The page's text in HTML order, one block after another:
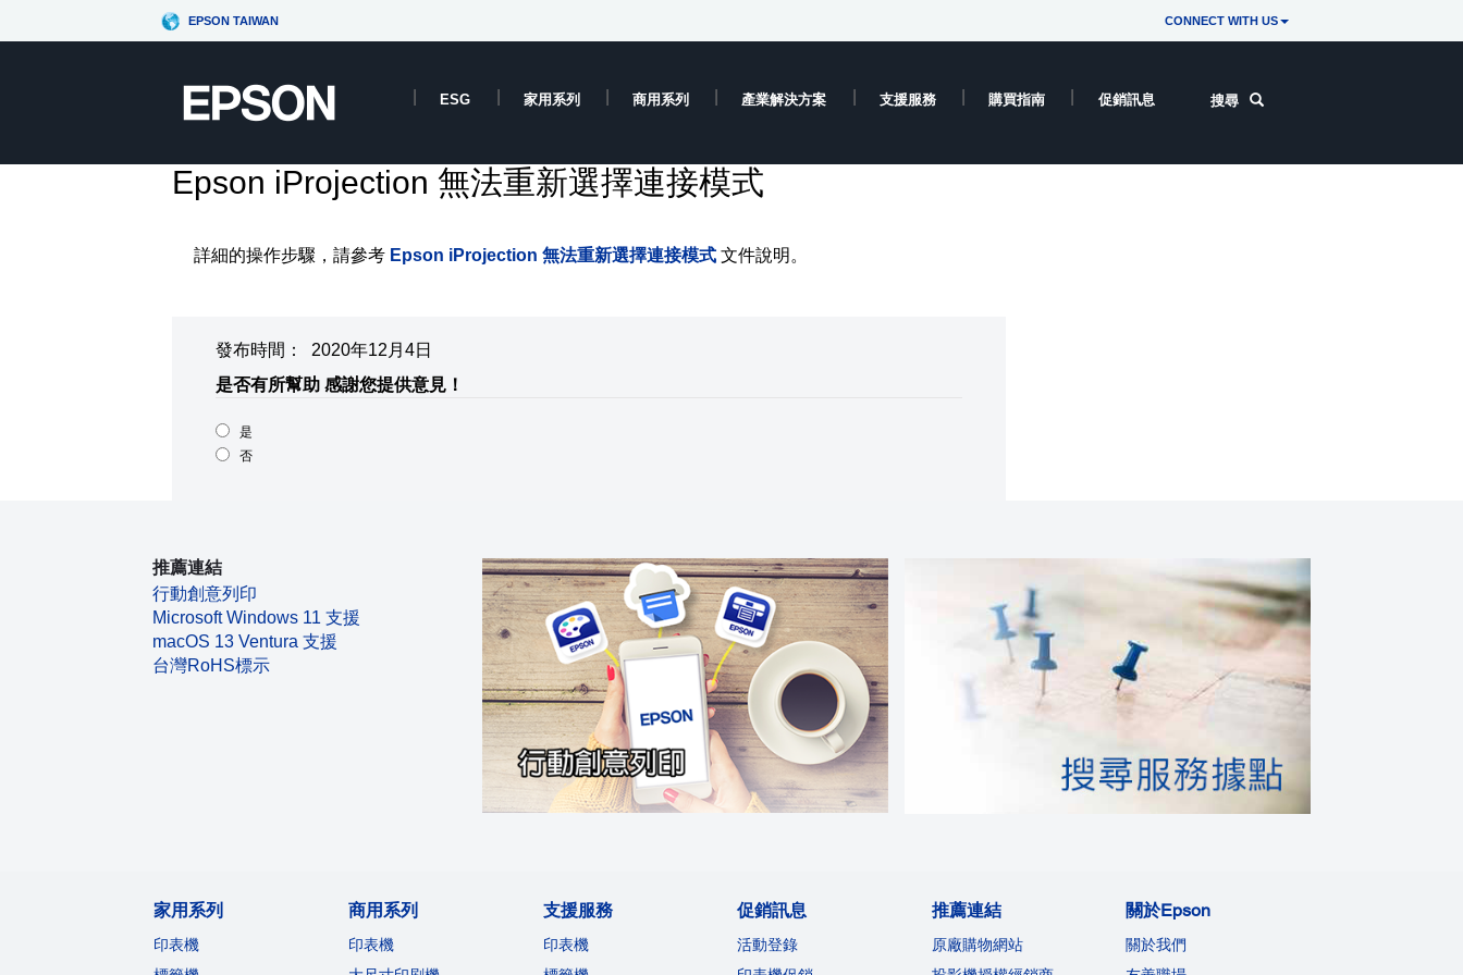
EPSON TAIWAN CONNECT WITH US
ESG 家用系列 商用系列 產業解決方案 支援服務 購買指南 促銷訊息 搜尋
Epson iProjection 無法重新選擇連接模式
詳細的操作步驟，請參考 Epson iProjection 無法重新選擇連接模式文件說明。
發布時間： 2020年12月4日
是否有所幫助 感謝您提供意見！
是
否
推薦連結
行動創意列印
Microsoft Windows 11 支援
macOS 13 Ventura 支援
台灣RoHS標示
家用系列
印表機
商用系列
印表機
支援服務
印表機
促銷訊息
活動登錄
推薦連結
原廠購物網站
關於Epson
關於我們